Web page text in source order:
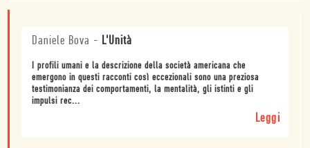
Daniele Bova - L'Unità
I profili umani e la descrizione della società americana che
emergono in questi racconti così eccezionali sono una preziosa
testimonianza dei comportamenti, la mentalità, gli istinti e gli
impulsi rec...
Leggi